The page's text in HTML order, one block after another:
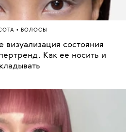
• ВОЛОСЫ
состояния
Как ее носить и